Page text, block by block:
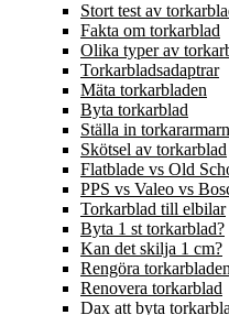
Stort test av
Fakta om torkarblad
Olika typer av
Torkarbladsadaptrar
Mäta torkarbladen
Byta torkarblad
Ställa in
Skötsel av torkarblad
Flatblade vs Old
PPS vs Valeo vs
Torkarblad till elbilar
Byta 1 st torkarblad?
Kan det skilja 1 cm?
Rengöra torkarbladen
Renovera torkarblad
Dax att byta